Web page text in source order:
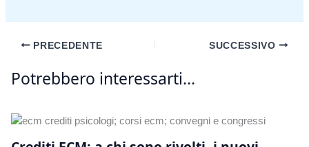
PRECEDENTE SUCCESSIVO
Potrebbero interessarti...